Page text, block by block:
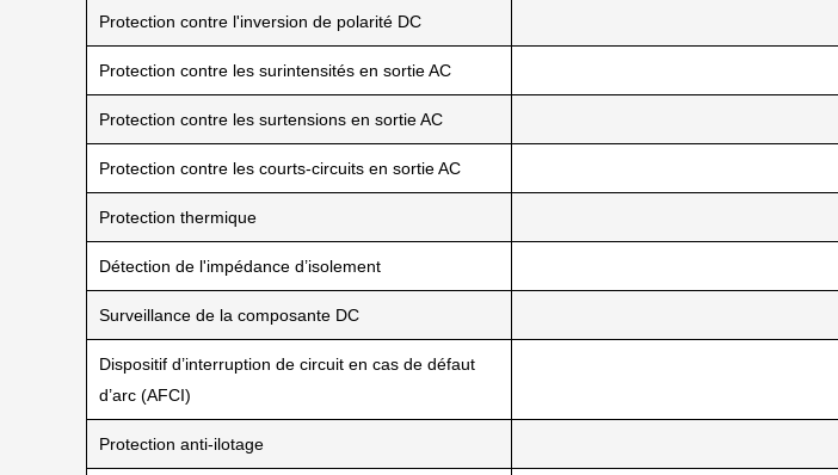
Protection contre l'inversion de polarité DC
Protection contre les surintensités en sortie AC
Protection contre les surtensions en sortie AC
Protection contre les courts-circuits en sortie AC
Protection thermique
Détection de l'impédance d’isolement
Surveillance de la composante DC
Dispositif d’interruption de circuit en cas de défaut
d’arc (AFCI)
Protection anti-ilotage